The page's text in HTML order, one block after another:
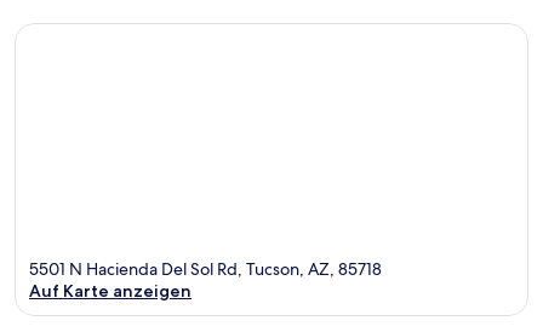
5501 N Hacienda Del Sol Rd, Tucson, AZ, 85718
Auf Karte anzeigen